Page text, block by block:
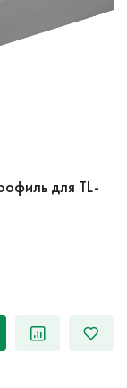
для TL-